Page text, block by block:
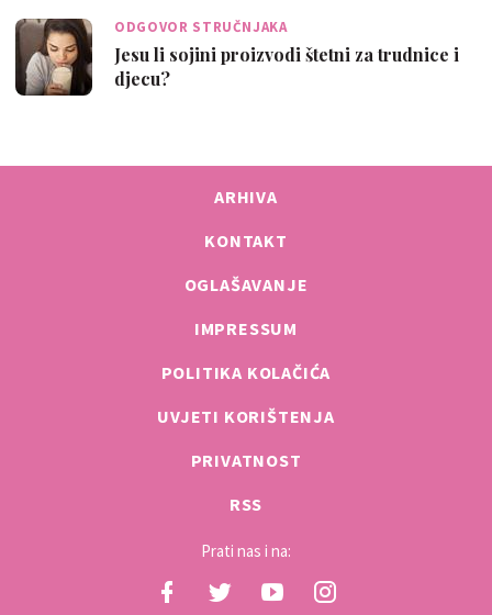
ODGOVOR STRUČNJAKA
Jesu li sojini proizvodi štetni za trudnice i
djecu?
ARHIVA
KONTAKT
OGLAŠAVANJE
IMPRESSUM
POLITIKA KOLAČIĆA
UVJETI KORIŠTENJA
PRIVATNOST
RSS
Prati nas i na: